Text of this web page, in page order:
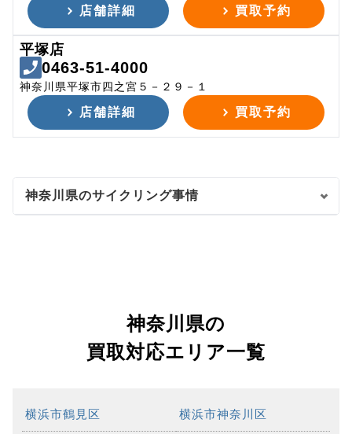
店舗詳細 買取予約
平塚店
0463-51-4000
神奈川県平塚市四之宮５－２９－１
店舗詳細 買取予約
神奈川県のサイクリング事情
神奈川県の
買取対応エリア一覧
横浜市鶴見区 横浜市神奈川区